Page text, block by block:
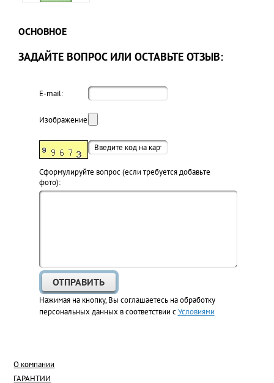
ОСНОВНОЕ
ЗАДАЙТЕ ВОПРОС ИЛИ ОСТАВЬТЕ ОТЗЫВ:
E-mail:
Изображение:
Cформулируйте вопрос (если требуется добавьте
фото):
Нажимая на кнопку, Вы соглашаетесь на обработку
персональных данных в соответствии сУсловиями
О компании
ГАРАНТИИ